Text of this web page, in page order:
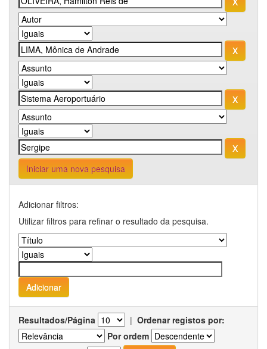
Iniciar uma nova pesquisa
Adicionar filtros:
Utilizar filtros para refinar o resultado da pesquisa.
Resultados/Página | Ordenar registos por:
Por ordem